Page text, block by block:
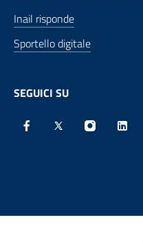
Inail risponde
Sportello digitale
SEGUICI SU